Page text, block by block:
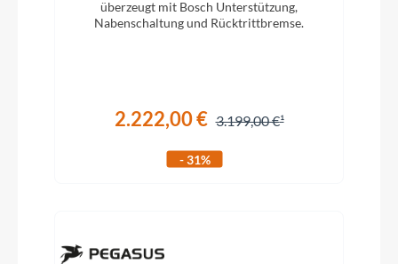
überzeugt mit Bosch Unterstützung,
Nabenschaltung und Rücktrittbremse.
2.222,00 € 3.199,00 €
- 31%